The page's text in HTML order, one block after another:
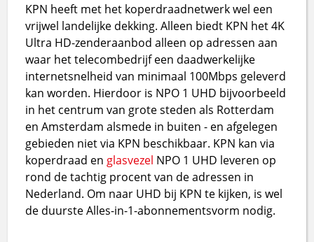
KPN heeft met het koperdraadnetwerk wel een
vrijwel landelijke dekking. Alleen biedt KPN het 4K
Ultra HD-zenderaanbod alleen op adressen aan
waar het telecombedrijf een daadwerkelijke
internetsnelheid van minimaal 100Mbps geleverd
kan worden. Hierdoor is NPO 1 UHD bijvoorbeeld
in het centrum van grote steden als Rotterdam
en Amsterdam alsmede in buiten - en afgelegen
gebieden niet via KPN beschikbaar. KPN kan via
koperdraad en glasvezel NPO 1 UHD leveren op
rond de tachtig procent van de adressen in
Nederland. Om naar UHD bij KPN te kijken, is wel
de duurste Alles-in-1-abonnementsvorm nodig.